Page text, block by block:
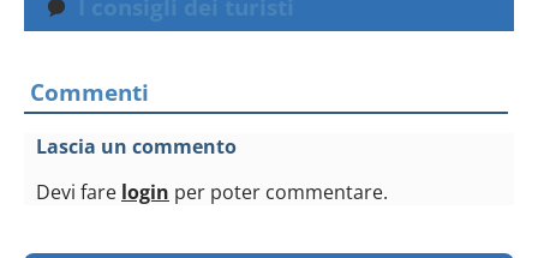
I consigli dei turisti
Commenti
Lascia un commento
Devi fare login per poter commentare.